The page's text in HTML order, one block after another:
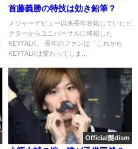
首藤義勝の特技は効き鉛筆？
メジャーデビュー以来長年在籍していたビ
クターからユニバーサルに移籍した
KEYTALK。 長年のファンは「これから
KEYTALKは変わってしま...
Official髭dism